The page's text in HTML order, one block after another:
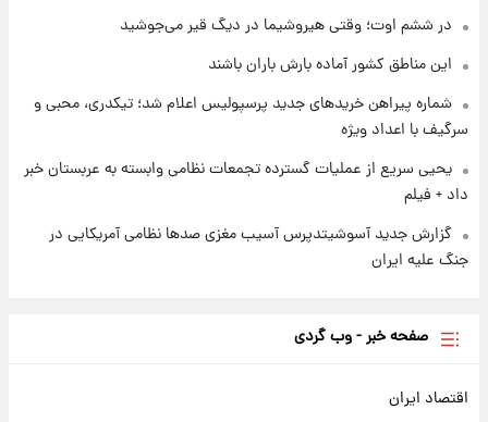
سیگنال‌های جدید برای بازار طلا؛ پیش‌بینی
قیمت سکه و طلا فردا
در ششم اوت؛ وقتی هیروشیما در دیگ قیر می‌جوشید
این مناطق کشور آماده بارش باران باشند
شماره پیراهن خریدهای جدید پرسپولیس اعلام شد؛ تیکدری، محبی و
سرگیف با اعداد ویژه
یحیی سریع از عملیات گسترده تجمعات نظامی وابسته به عربستان خبر
داد + فیلم
گزارش جدید آسوشیتدپرس آسیب مغزی صدها نظامی آمریکایی در
جنگ علیه ایران
صفحه خبر - وب گردی
اقتصاد ایران